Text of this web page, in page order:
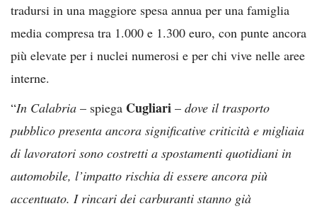
tradursi in una maggiore spesa annua per una famiglia
media compresa tra 1.000 e 1.300 euro, con punte ancora
più elevate per i nuclei numerosi e per chi vive nelle aree
interne.
“In Calabria – spiega Cugliari – dove il trasporto
pubblico presenta ancora significative criticità e migliaia
di lavoratori sono costretti a spostamenti quotidiani in
automobile, l’impatto rischia di essere ancora più
accentuato. I rincari dei carburanti stanno già